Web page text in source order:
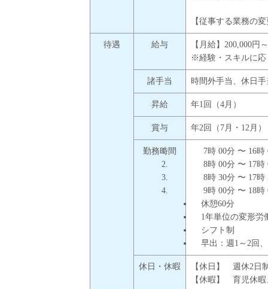
【従事する業務の
待遇 給与
【月給】200,000円
※経験・スキルに応
諸手当 時間外手当、休日
昇給 年1回（4月）
賞与 年2回（7月・12月）
勤務時間
7時 00分 〜 16時
8時 00分 〜 17時
8時 30分 〜 17時
9時 00分 〜 18時
休憩60分
1年単位の変形労
シフト制
早出：週1～2回
休日・休暇
【休日】 週休2日
【休暇】 育児休